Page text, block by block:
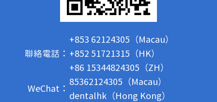
聯絡電話：
+853 62124305（Macau）
+852 51721315（HK）
+86 15344824305（ZH）
WeChat：
85362124305（Macau）
dentalhk（Hong Kong）